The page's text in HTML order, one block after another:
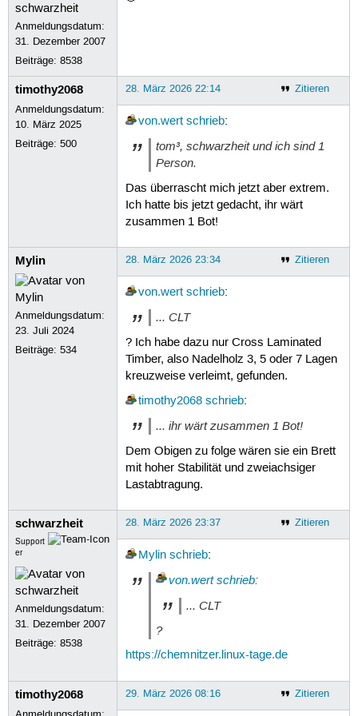
Anmeldungsdatum:
31. Dezember 2007
Beiträge:8538
timothy2068
Anmeldungsdatum:
10. März 2025
Beiträge:500
Zitieren
28. März 2026 22:14
von.wert schrieb:
tom³, schwarzheit und ich sind 1
Person.
Das überrascht mich jetzt aber extrem.
Ich hatte bis jetzt gedacht, ihr wärt
zusammen 1 Bot!
Mylin
Anmeldungsdatum:
23. Juli 2024
Beiträge:534
Zitieren
28. März 2026 23:34
von.wert schrieb:
... CLT
? Ich habe dazu nur Cross Laminated
Timber, also Nadelholz 3, 5 oder 7 Lagen
kreuzweise verleimt, gefunden.
timothy2068 schrieb:
... ihr wärt zusammen 1 Bot!
Dem Obigen zu folge wären sie ein Brett
mit hoher Stabilität und zweiachsiger
Lastabtragung.
schwarzheit
Support
er
Anmeldungsdatum:
31. Dezember 2007
Beiträge:8538
Zitieren
28. März 2026 23:37
Mylin schrieb:
von.wert schrieb:
... CLT
?
https://chemnitzer.linux-tage.de
timothy2068 Zitieren
29. März 2026 08:16